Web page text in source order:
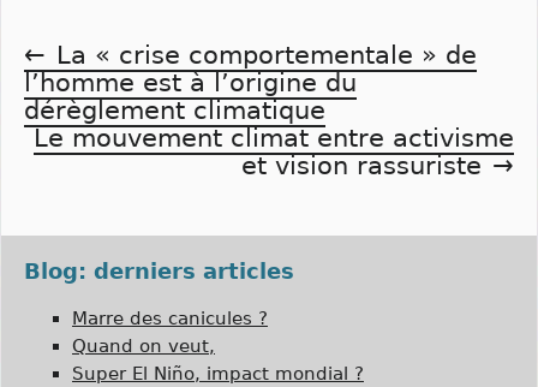
Navigation
de
l’article
La « crise comportementale » de
l’homme est à l’origine du
dérèglement climatique
Le mouvement climat entre activisme
et vision rassuriste
Blog: derniers articles
Marre des canicules ?
Quand on veut,
Super El Niño, impact mondial ?